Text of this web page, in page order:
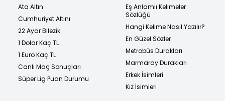
Ata Altın
Cumhuriyet Altını
22 Ayar Bilezik
1 Dolar Kaç TL
1 Euro Kaç TL
Canlı Maç Sonuçları
Süper Lig Puan Durumu
Eş Anlamlı Kelimeler
Sözlüğü
Hangi Kelime Nasıl Yazılır?
En Güzel Sözler
Metrobüs Durakları
Marmaray Durakları
Erkek İsimleri
Kız İsimleri